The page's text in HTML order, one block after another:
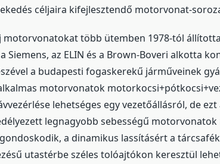
céljaira kifejlesztendő motorvonat-
motorvonatokat több ütemben 1978-tól
Siemens, az ELIN és a Brown-Boveri alkotta
a budapesti fogaskerekű járműveinek
motorvonatok
lehetséges egy vezetőállásról, de
legnagyobb sebességű
a dinamikus lassításért a
utastérbe széles tolóajtókon keresztül